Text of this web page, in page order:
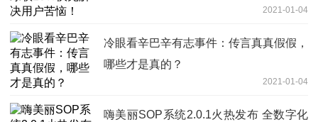
2021-01-04
冷眼看辛巴辛有志事件：传言真真假假，
哪些才是真的？
2021-01-04
嗨美丽SOP系统2.0.1火热发布 全数字化